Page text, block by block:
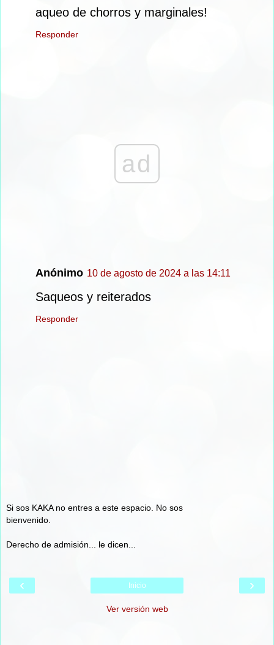
aqueo de chorros y marginales!
Responder
ad
Anónimo 10 de agosto de 2024 a las 14:11
Saqueos y reiterados
Responder
Si sos KAKA no entres a este espacio. No sos
bienvenido.
Derecho de admisión... le dicen...
‹ ›
Inicio
Ver versión web